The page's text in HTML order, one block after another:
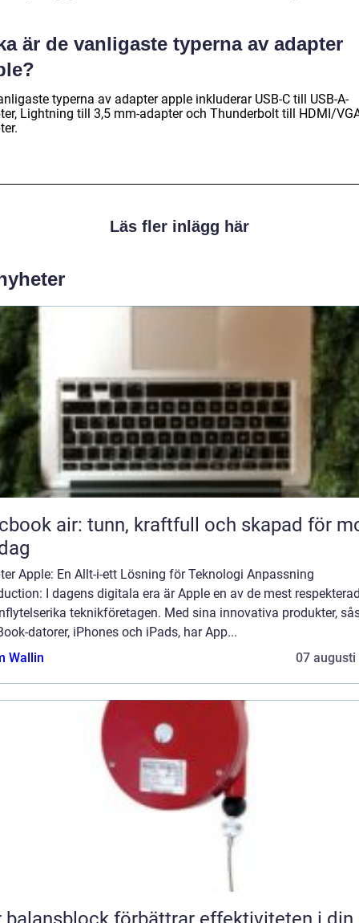
är de vanligaste typerna av adapter
typerna av adapter apple inkluderar USB-C till USB-A-
Lightning till 3,5 mm-adapter och Thunderbolt till HDMI/
Läs fler inlägg här
air: tunn, kraftfull och skapad för
Apple: En Allt-i-ett Lösning för Teknologi Anpassning
I dagens digitala era är Apple en av de mest
teknikföretagen. Med sina innovativa produkter,
datorer, iPhones och iPads, har App...
Wallin
07 augusti